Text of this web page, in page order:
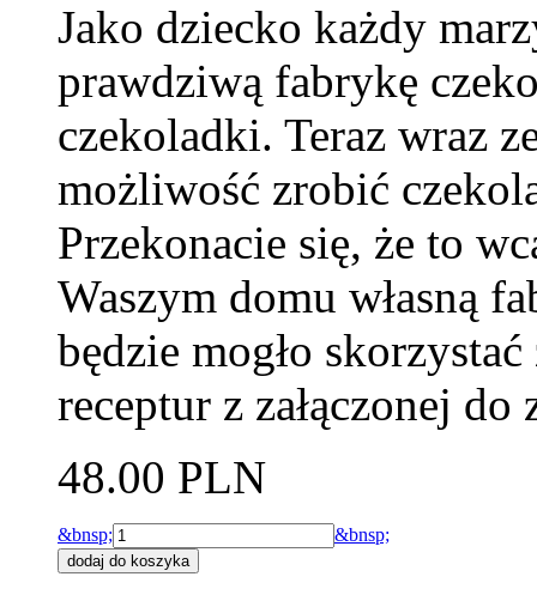
Jako dziecko każdy
prawdziwą fabrykę
czekoladki. Teraz wraz
możliwość zrobić
Przekonacie się, że to
Waszym domu własną
będzie mogło
receptur z załączonej
48.00 PLN
&bnsp; &bnsp;